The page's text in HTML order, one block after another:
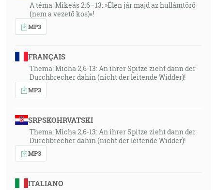
A téma: Mikeás 2:6–13: »Élen jár majd az hullámtörő
(nem a vezető kos)«!
MP3
FRANÇAIS
Thema: Micha 2,6-13: An ihrer Spitze zieht dann der
Durchbrecher dahin (nicht der leitende Widder)!
MP3
SRPSKOHRVATSKI
Thema: Micha 2,6-13: An ihrer Spitze zieht dann der
Durchbrecher dahin (nicht der leitende Widder)!
MP3
ITALIANO